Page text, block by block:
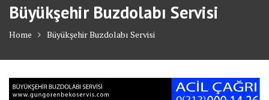
Büyükşehir Buzdolabı Servisi
Home Büyükşehir Buzdolabı Servisi